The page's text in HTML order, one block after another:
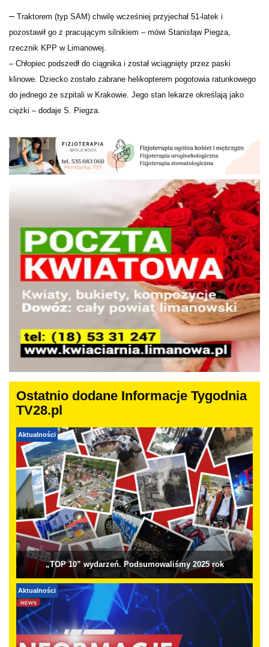
– Traktorem (typ SAM) chwilę wcześniej przyjechał 51-latek i
pozostawił go z pracującym silnikiem – mówi Stanisłąw Piegza,
rzecznik KPP w Limanowej.
– Chłopiec podszedł do ciągnika i został wciągnięty przez paski
klinowe. Dziecko zostało zabrane helikopterem pogotowia ratunkowego
do jednego ze szpitali w Krakowie. Jego stan lekarze określają jako
ciężki – dodaje S. Piegza.
Ostatnio dodane Informacje Tygodnia
TV28.pl
Aktualności
„TOP 10” wydarzeń. Podsumowaliśmy 2025 rok
Aktualności